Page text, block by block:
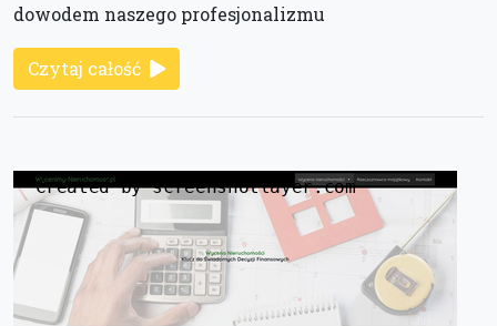
dowodem naszego profesjonalizmu
Czytaj całość